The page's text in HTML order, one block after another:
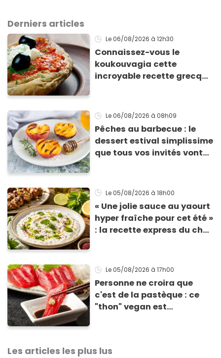
Derniers articles
Le 06/08/2026 à 12h30
Connaissez-vous le
koukouvagia cette
incroyable recette grecque
Le 06/08/2026 à 08h09
Pêches au barbecue : le
dessert estival simplissime
que tous vos invités vont
Le 05/08/2026 à 18h00
« Une jolie sauce au yaourt
hyper fraîche pour cet été »
: la recette express du chef
grillades
Le 05/08/2026 à 17h00
Personne ne croira que
c'est de la pastèque : ce
"thon" vegan est
Les articles les plus lus